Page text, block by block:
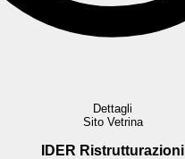
Dettagli
Sito Vetrina
IDER Ristrutturazioni